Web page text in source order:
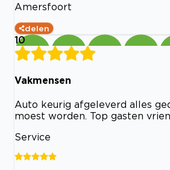
Amersfoort
delen
10
Vakmensen
Auto keurig afgeleverd alles
moest worden. Top gasten
Service